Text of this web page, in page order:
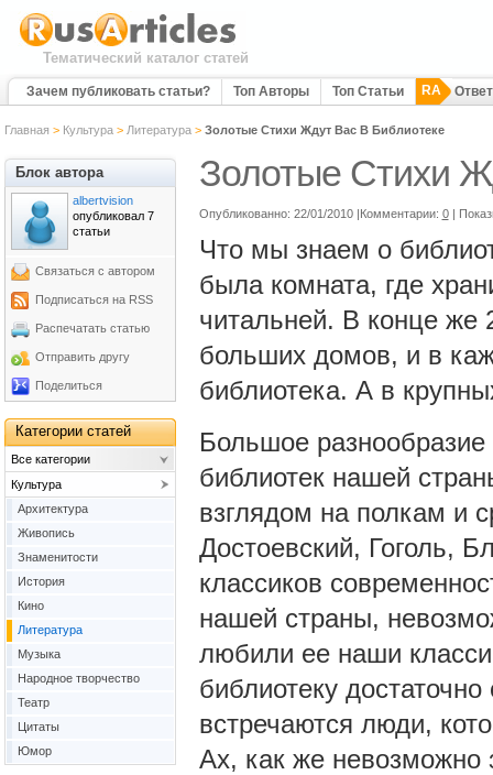
Тематический каталог статей
Зачем публиковать статьи? Топ Авторы Топ Статьи RA
Главная > Культура> Литература> Золотые Стихи Ждут Вас В Библиотеке
Золотые Стихи
Опубликованно: 22/01/2010 |Комментарии: 0|
Что мы знаем о
была комната, где
читальней. В конце же
больших домов, и в
библиотека. А в
Большое
библиотек нашей
взглядом на полкам и
Достоевский, Гоголь,
классиков
нашей страны,
любили ее наши
библиотеку
встречаются люди,
Ах, как же невозможно
Блок автора
albertvision
опубликовал 7
статьи
Связаться с автором
Подписаться на RSS
Распечатать статью
Отправить другу
Поделиться
Категории статей
Все категории
Культура
Архитектура
Живопись
Знаменитости
История
Кино
Литература
Музыка
Народное творчество
Театр
Цитаты
Юмор